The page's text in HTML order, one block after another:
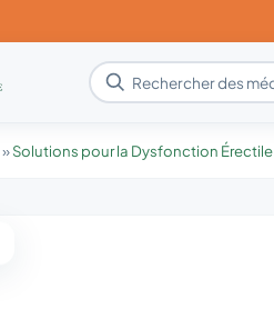
»Solutions pour la Dysfonction Érectile